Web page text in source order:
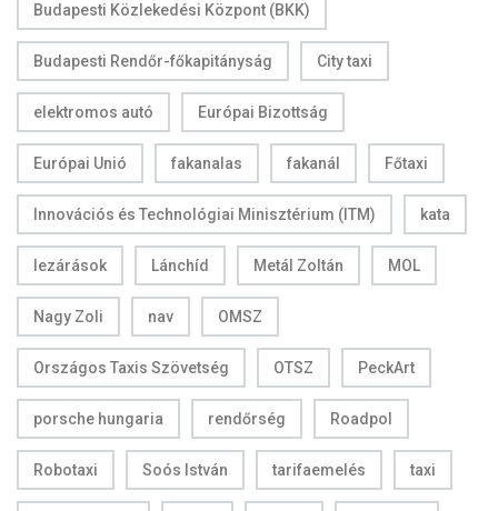
Budapesti Közlekedési Központ (BKK)
Budapesti Rendőr-főkapitányság City taxi
elektromos autó Európai Bizottság
Európai Unió fakanalas fakanál Főtaxi
Innovációs és Technológiai Minisztérium (ITM) kata
lezárások Lánchíd Metál Zoltán MOL
Nagy Zoli nav OMSZ
Országos Taxis Szövetség OTSZ PeckArt
porsche hungaria rendőrség Roadpol
Robotaxi Soós István tarifaemelés taxi